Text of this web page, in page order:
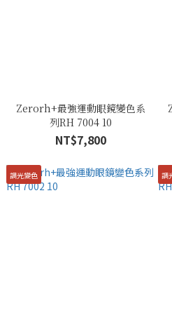
Zerorh+最強運動眼鏡變色系
列RH 7004 10
NT$7,800
調光變色 調